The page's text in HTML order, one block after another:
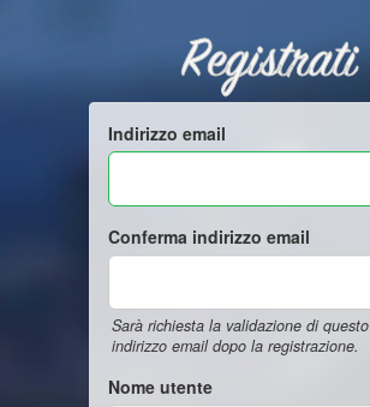
Registrati
Indirizzo email
Conferma indirizzo email
Sarà richiesta la validazione di questo
indirizzo email dopo la registrazione.
Nome utente